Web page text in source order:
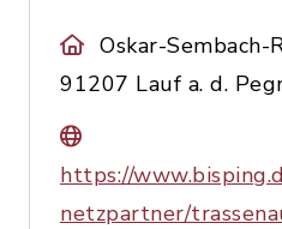
Oskar-Sembach-
91207 Lauf a. d.
https://
netzpartner/